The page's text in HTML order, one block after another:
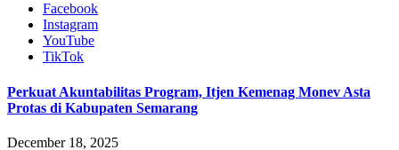
Facebook
Instagram
YouTube
TikTok
Perkuat Akuntabilitas Program, Itjen Kemenag Monev Asta
Protas di Kabupaten Semarang
December 18, 2025